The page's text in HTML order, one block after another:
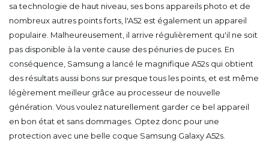
sa technologie de haut niveau, ses bons appareils photo et de
nombreux autres points forts, l'A52 est également un appareil
populaire. Malheureusement, il arrive régulièrement qu'il ne soit
pas disponible à la vente cause des pénuries de puces. En
conséquence, Samsung a lancé le magnifique A52s qui obtient
des résultats aussi bons sur presque tous les points, et est même
légèrement meilleur grâce au processeur de nouvelle
génération. Vous voulez naturellement garder ce bel appareil
en bon état et sans dommages. Optez donc pour une
protection avec une belle coque Samsung Galaxy A52s.